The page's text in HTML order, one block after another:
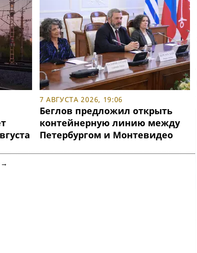
7 АВГУСТА 2026, 19:06
Беглов предложил открыть
контейнерную линию между
Петербургом и Монтевидео
→